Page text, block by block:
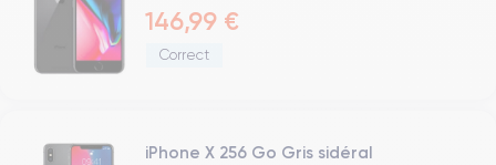
146,99 €
Correct
iPhone X 256 Go Gris sidéral